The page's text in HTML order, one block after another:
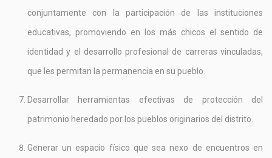
conjuntamente con la participación de las instituciones
educativas, promoviendo en los más chicos el sentido de
identidad y el desarrollo profesional de carreras vinculadas,
que les permitan la permanencia en su pueblo.
Desarrollar herramientas efectivas de protección del
patrimonio heredado por los pueblos originarios del distrito.
Generar un espacio físico que sea nexo de encuentros en